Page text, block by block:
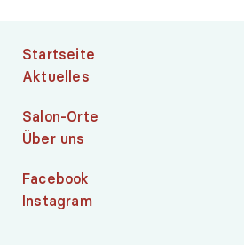
Startseite
Aktuelles
Salon-Orte
Über uns
Facebook
Instagram